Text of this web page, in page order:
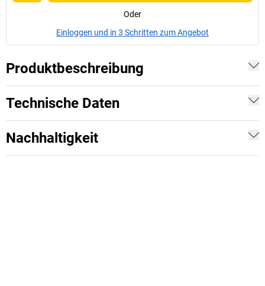
Oder
Einloggen und in 3 Schritten zum Angebot
Produktbeschreibung
Technische Daten
Nachhaltigkeit